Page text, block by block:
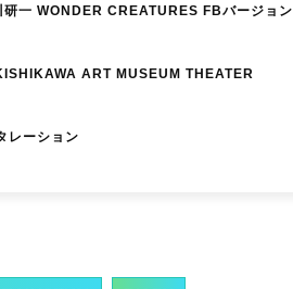
研一 WONDER CREATURES FBバージョン
ART MUSEUM THEATER
ーション